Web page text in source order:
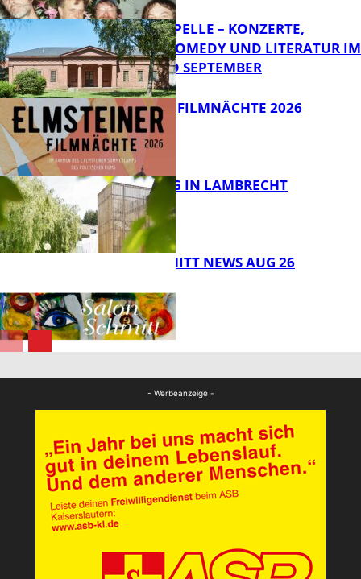
FB Kultur
FB Kultur
FRIEDENSKAPELLE – KONZERTE,
KABARETT, COMEDY UND LITERATUR IM
AUGUST UND SEPTEMBER
FB Kultur
ELMSTEINER FILMNÄCHTE 2026
FB Kultur
ERLEBNISTAG IN LAMBRECHT
SALON SCHMITT NEWS AUG 26
- Werbeanzeige -